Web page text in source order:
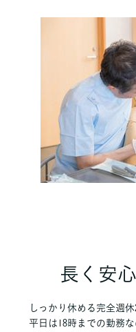
長く安
しっかり休める完全週
平日は18時までの勤務